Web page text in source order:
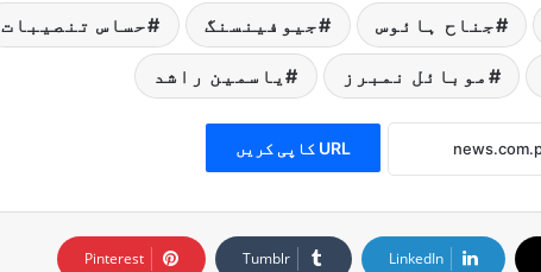
جناح ہائوس جیوفینسنگ حساس تنصیبات
موبائل نمبرز یاسمین راشد
URL کاپی کریں
LinkedIn
Tumblr
Pinterest